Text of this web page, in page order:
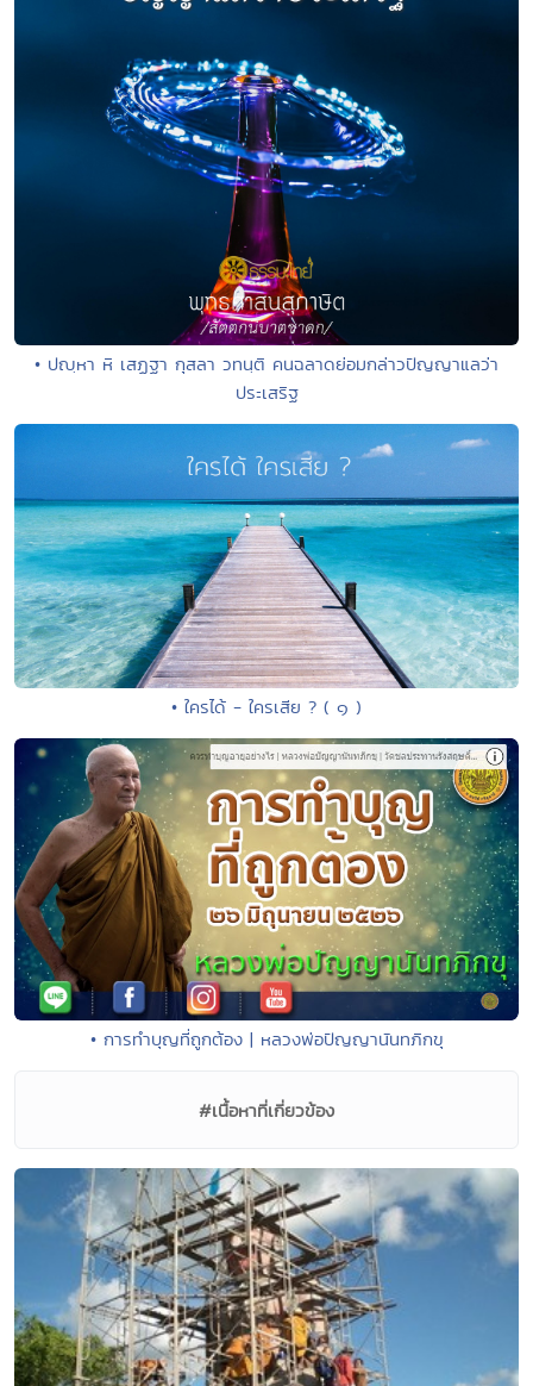
• ปญฺหา หิ เสฏฐา กุสลา วทนฺติ คนฉลาดย่อมกล่าวปัญญาแลว่า
ประเสริฐ
• ใครได้ - ใครเสีย ? ( ๑ )
• การทำบุญที่ถูกต้อง | หลวงพ่อปัญญานันทภิกขุ
#เนื้อหาที่เกี่ยวข้อง